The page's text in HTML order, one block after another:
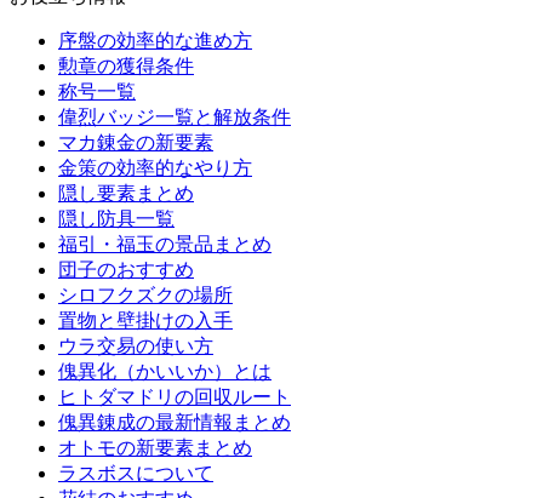
序盤の効率的な進め方
勲章の獲得条件
称号一覧
偉烈バッジ一覧と解放条件
マカ錬金の新要素
金策の効率的なやり方
隠し要素まとめ
隠し防具一覧
福引・福玉の景品まとめ
団子のおすすめ
シロフクズクの場所
置物と壁掛けの入手
ウラ交易の使い方
傀異化（かいいか）とは
ヒトダマドリの回収ルート
傀異錬成の最新情報まとめ
オトモの新要素まとめ
ラスボスについて